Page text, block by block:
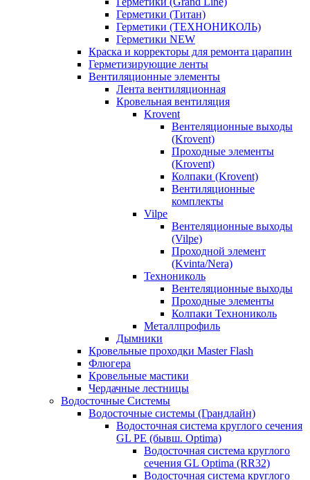
Герметики (Титан)
Герметики (ТЕХНОНИКОЛЬ)
Герметики NEW
Краска и корректоры для ремонта царапин
Герметизирующие ленты
Вентиляционные элементы
Лента вентиляционная
Кровельная вентиляция
Krovent
Вентеляционные выходы
(Krovent)
Проходные элементы
(Krovent)
Колпаки (Krovent)
Вентиляционные
комплекты
Vilpe
Вентеляционные выходы
(Vilpe)
Проходной элемент
(Kvinta/Nera)
Технониколь
Вентеляционные выходы
Проходные элементы
Колпаки Технониколь
Металлпрофиль
Дымники
Кровельные проходки Master Flash
Флюгера
Кровельные мастики
Чердачные лестницы
Водосточные Системы
Водосточные системы (Грандлайн)
Водосточная система круглого сечения
GL PE (бывш. Optima)
Водосточная система круглого
сечения GL Optima (RR32)
Водосточная система круглого